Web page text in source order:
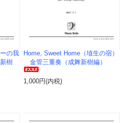
の我
樹
Home, Sweet Home（埴生の宿）
金管三重奏（成舞新樹編）
1,000円(内税)